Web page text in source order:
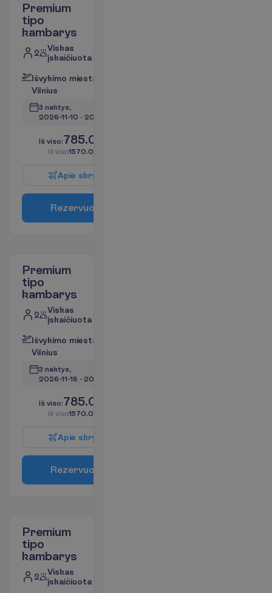
Premium
tipo
kambarys
2
Viskas
įskaičiuota
Išvykimo miesta
Vilnius
3 naktys,
2026-11-10 - 2026-11-13
Iš viso:785.00
Iš viso1570.00
Apie skry
Rezervuo
Premium
tipo
kambarys
2
Viskas
įskaičiuota
Išvykimo miesta
Vilnius
3 naktys,
2026-11-18 - 2026-11-21
Iš viso:785.00
Iš viso1570.00
Apie skry
Rezervuo
Premium
tipo
kambarys
2
Viskas
įskaičiuota